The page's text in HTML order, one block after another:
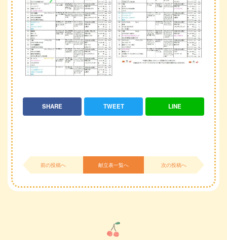
SHARE TWEET LINE
前の投稿へ 献立表一覧へ 次の投稿へ